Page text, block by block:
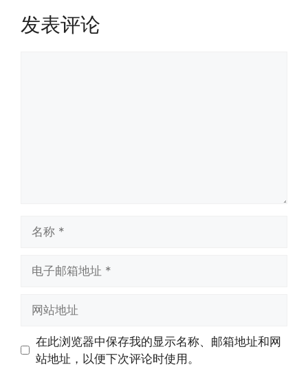
发表评论
址
址
在此浏览器中保存我的显示名称、邮箱地址和网
站地址，以便下次评论时使用。